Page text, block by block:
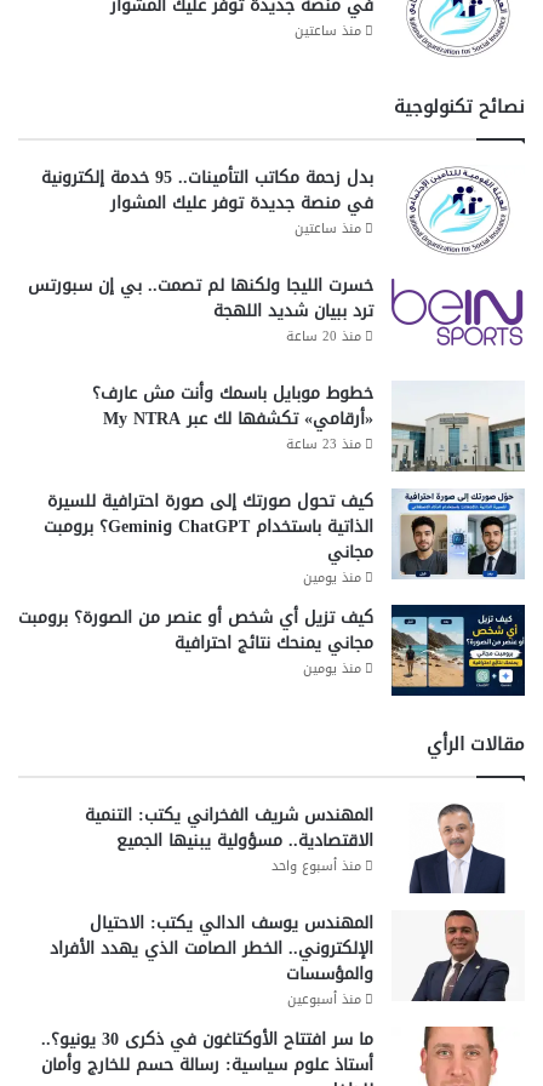
CAISEC’25.. منصة إقليمية لقيادة الأمن
السيبراني
يحظىCAISEC’25
وعدد من الوزارات والجهات الرسمية، على رأسها وزارات: الاتصالات
وتكنولوجيا المعلومات، الخارجية، الإنتاج الحربي، المالية، التخطيط،
البترول، والطيران المدني، إضافة إلى المجلس الأعلى للأمن
السيبراني، وهيئات من دول عربية مثل قطر والبحرين.
ويعد هذا الحدث الأضخم في نسخته الرابعة، حيث يضم أكثر من
التكنولوجيا، الطاقة، البنية التحتية، الذكاء الاصطناعي، وأمن
التكنولوجيا المالية.
والمنطقة والعالم، وتغطية من 15 دولة تمثل قارات مختلفة.
منذ ساعتين
نصائح تكنولوجية
بدل زحمة مكاتب التأمينات.. 95 خدمة إلكترونية
في منصة جديدة توفر عليك المشوار
منذ ساعتين
خسرت الليجا ولكنها لم تصمت.. بي إن سبورتس
ترد ببيان شديد اللهجة
منذ 20 ساعة
خطوط موبايل باسمك وأنت مش عارف؟
«أرقامي» تكشفها لك عبر My NTRA
منذ 23 ساعة
كيف تحول صورتك إلى صورة احترافية للسيرة
الذاتية باستخدام ChatGPT وGemini؟ برومبت
مجاني
منذ يومين
كيف تزيل أي شخص أو عنصر من الصورة؟ برومبت
مجاني يمنحك نتائج احترافية
منذ يومين
مقالات الرأي
المهندس شريف الفخراني يكتب: التنمية
الاقتصادية.. مسؤولية يبنيها الجميع
منذ أسبوع واحد
المهندس يوسف الدالي يكتب: الاحتيال
الإلكتروني.. الخطر الصامت الذي يهدد الأفراد
والمؤسسات
منذ أسبوعين
ما سر افتتاح الأوكتاغون في ذكرى 30 يونيو؟..
أستاذ علوم سياسية: رسالة حسم للخارج وأمان